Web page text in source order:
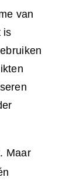
van
is
Maar